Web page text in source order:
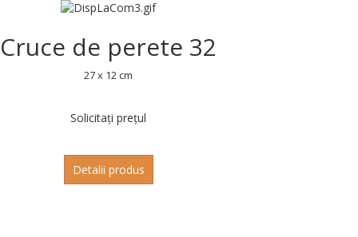
Cruce de perete 32
27 x 12 cm
Solicitați prețul
Detalii produs